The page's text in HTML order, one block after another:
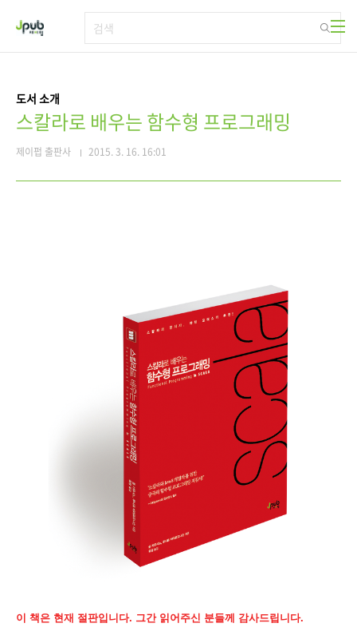
도서 소개
스칼라로 배우는 함수형 프로그래밍
제이펍 출판사 2015. 3. 16. 16:01
이 책은 현재 절판입니다. 그간 읽어주신 분들께 감사드립니다.